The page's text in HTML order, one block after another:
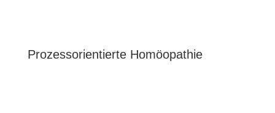
Prozessorientierte Homöopathie